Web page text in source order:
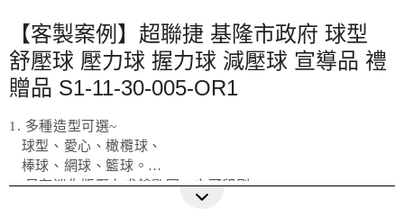
【客製案例】超聯捷 基隆市政府 球型
舒壓球 壓力球 握力球 減壓球 宣導品 禮
贈品 S1-11-30-005-OR1
1. 多種造型可選~
球型、愛心、橄欖球、
棒球、網球、籃球。
2. 另有迷你版壓力求鑰匙圈，亦可印刷logo。
更多詳細介紹